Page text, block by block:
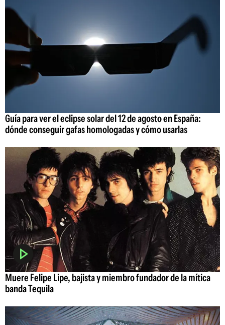
Guía para ver el eclipse solar del 12 de agosto en España:
dónde conseguir gafas homologadas y cómo usarlas
Muere Felipe Lipe, bajista y miembro fundador de la mítica
banda Tequila